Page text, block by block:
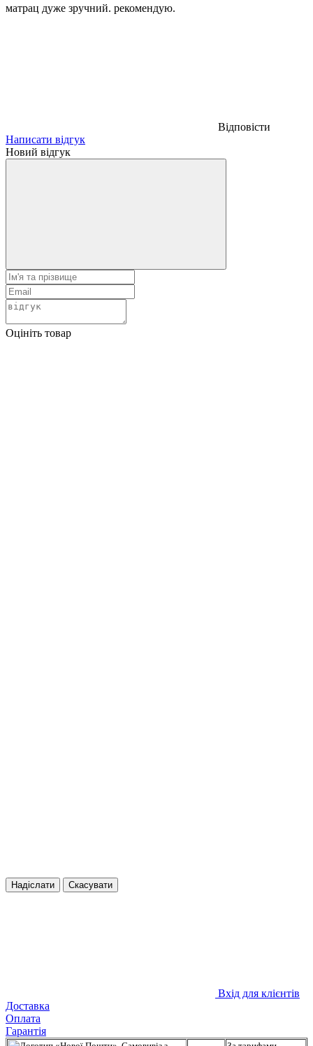
матрац дуже зручний. рекомендую.
Відповісти
Написати відгук
Новий відгук
Оцініть товар
Надіслати Скасувати
Вхід для клієнтів
Доставка
Оплата
Гарантія